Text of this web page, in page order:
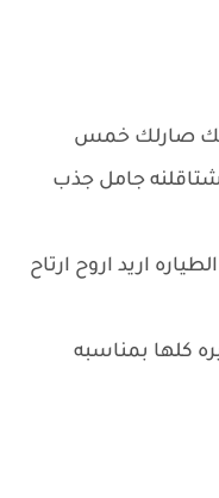
صارلك خمس
جامل جذب
اريد اروح ارتاح
كلها بمناسبه